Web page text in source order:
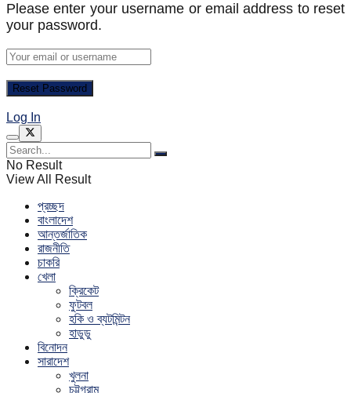
Please enter your username or email address to reset
your password.
Log In
No Result
View All Result
প্রচ্ছদ
বাংলাদেশ
আন্তর্জাতিক
রাজনীতি
চাকরি
খেলা
ক্রিকেট
ফুটবল
হকি ও ব্যটমিন্টন
হাডুডু
বিনোদন
সারাদেশ
খুলনা
চট্টগ্রাম